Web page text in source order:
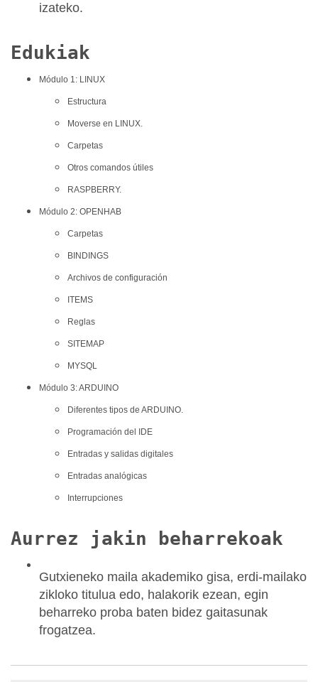
izateko.
Edukiak
Módulo 1: LINUX
Estructura
Moverse en LINUX.
Carpetas
Otros comandos útiles
RASPBERRY.
Módulo 2: OPENHAB
Carpetas
BINDINGS
Archivos de configuración
ITEMS
Reglas
SITEMAP
MYSQL
Módulo 3: ARDUINO
Diferentes tipos de ARDUINO.
Programación del IDE
Entradas y salidas digitales
Entradas analógicas
Interrupciones
Aurrez jakin beharrekoak
Gutxieneko maila akademiko gisa, erdi-mailako
zikloko titulua edo, halakorik ezean, egin
beharreko proba baten bidez gaitasunak
frogatzea.